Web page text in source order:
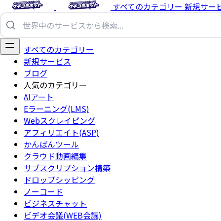
すべてのカテゴリー 新規サー
すべてのカテゴリー
新規サービス
ブログ
人気のカテゴリー
AIアート
Eラーニング(LMS)
Webスクレイピング
アフィリエイト(ASP)
かんばんツール
クラウド動画編集
サブスクリプション構築
ドロップシッピング
ノーコード
ビジネスチャット
ビデオ会議(WEB会議)